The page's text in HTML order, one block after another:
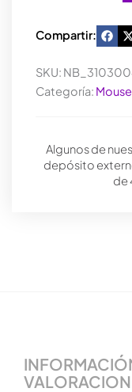
Compartir:
SKU:
Categoría:
Algunos de
depósito
de